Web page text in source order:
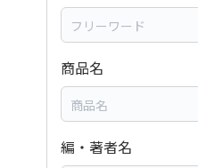
商品名
編・著者名